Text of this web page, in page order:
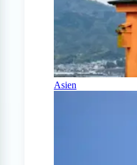
Asien